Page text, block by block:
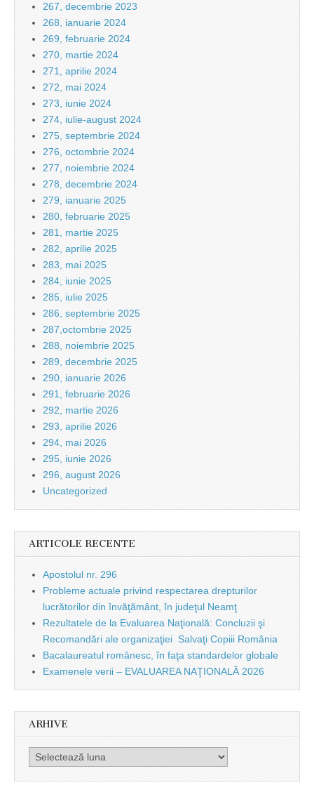
267, decembrie 2023
268, ianuarie 2024
269, februarie 2024
270, martie 2024
271, aprilie 2024
272, mai 2024
273, iunie 2024
274, iulie-august 2024
275, septembrie 2024
276, octombrie 2024
277, noiembrie 2024
278, decembrie 2024
279, ianuarie 2025
280, februarie 2025
281, martie 2025
282, aprilie 2025
283, mai 2025
284, iunie 2025
285, iulie 2025
286, septembrie 2025
287,octombrie 2025
288, noiembrie 2025
289, decembrie 2025
290, ianuarie 2026
291, februarie 2026
292, martie 2026
293, aprilie 2026
294, mai 2026
295, iunie 2026
296, august 2026
Uncategorized
ARTICOLE RECENTE
Apostolul nr. 296
Probleme actuale privind respectarea drepturilor
lucrătorilor din învăţământ, în judeţul Neamţ
Rezultatele de la Evaluarea Naţională: Concluzii şi
Recomandări ale organizaţiei Salvaţi Copiii România
Bacalaureatul românesc, în faţa standardelor globale
Examenele verii – EVALUAREA NAŢIONALĂ 2026
ARHIVE
Arhive